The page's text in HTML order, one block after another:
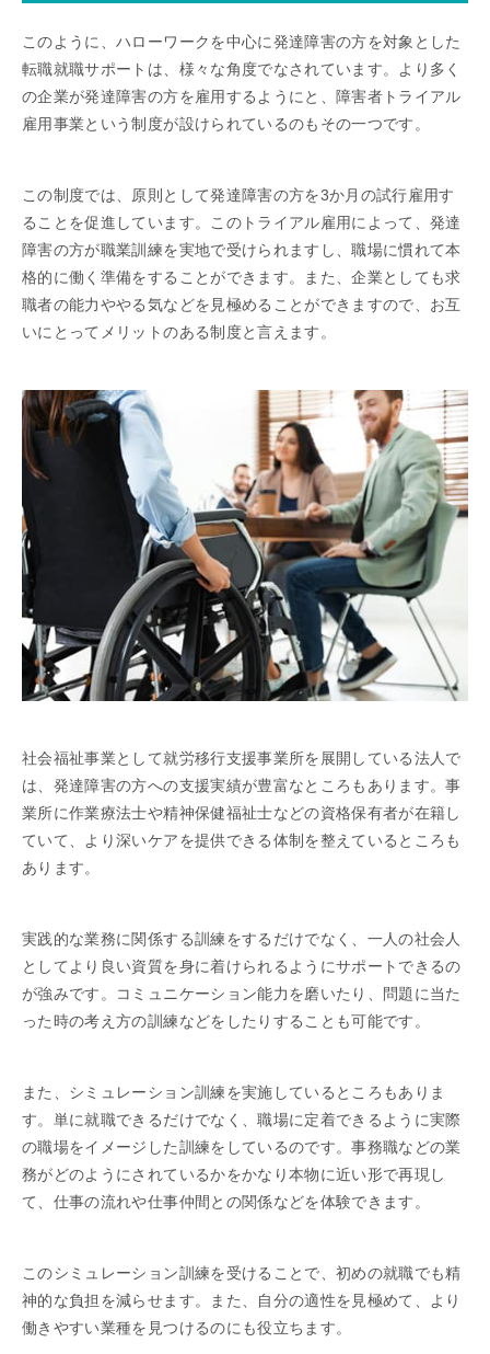
このように、ハローワークを中心に発達障害の方を対象とした
転職就職サポートは、様々な角度でなされています。より多く
の企業が発達障害の方を雇用するようにと、障害者トライアル
雇用事業という制度が設けられているのもその一つです。
この制度では、原則として発達障害の方を3か月の試行雇用す
ることを促進しています。このトライアル雇用によって、発達
障害の方が職業訓練を実地で受けられますし、職場に慣れて本
格的に働く準備をすることができます。また、企業としても求
職者の能力ややる気などを見極めることができますので、お互
いにとってメリットのある制度と言えます。
社会福祉事業として就労移行支援事業所を展開している法人で
は、発達障害の方への支援実績が豊富なところもあります。事
業所に作業療法士や精神保健福祉士などの資格保有者が在籍し
ていて、より深いケアを提供できる体制を整えているところも
あります。
実践的な業務に関係する訓練をするだけでなく、一人の社会人
としてより良い資質を身に着けられるようにサポートできるの
が強みです。コミュニケーション能力を磨いたり、問題に当た
った時の考え方の訓練などをしたりすることも可能です。
また、シミュレーション訓練を実施しているところもありま
す。単に就職できるだけでなく、職場に定着できるように実際
の職場をイメージした訓練をしているのです。事務職などの業
務がどのようにされているかをかなり本物に近い形で再現し
て、仕事の流れや仕事仲間との関係などを体験できます。
このシミュレーション訓練を受けることで、初めの就職でも精
神的な負担を減らせます。また、自分の適性を見極めて、より
働きやすい業種を見つけるのにも役立ちます。